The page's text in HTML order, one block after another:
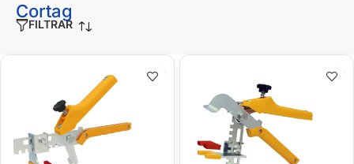
Cortag
FILTRAR